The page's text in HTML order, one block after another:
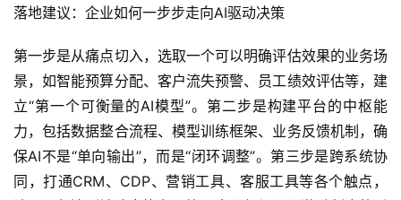
落地建议：企业如何一步步走向AI驱动决策
第一步是从痛点切入，选取一个可以明确评估效果的业务场
景，如智能预算分配、客户流失预警、员工绩效评估等，建
立“第一个可衡量的AI模型”。第二步是构建平台的中枢能
力，包括数据整合流程、模型训练框架、业务反馈机制，确
保AI不是“单向输出”，而是“闭环调整”。第三步是跨系统协
同，打通CRM、CDP、营销工具、客服工具等各个触点，